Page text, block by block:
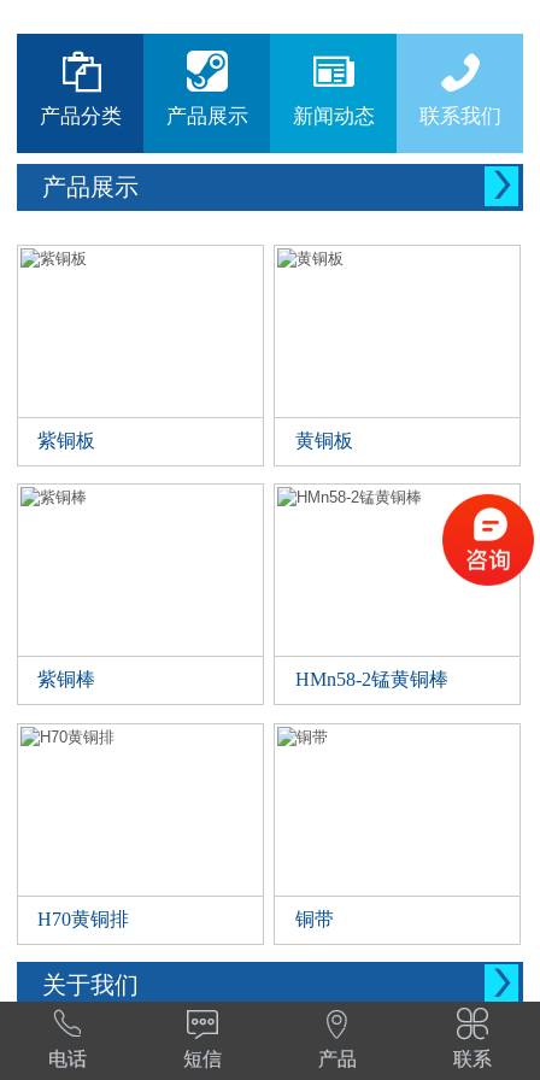



产品分类

产品展示

新闻动态

联系我们
产品展示 
紫铜板 黄铜板
紫铜棒 HMn58-2锰黄铜棒
H70黄铜排 铜带
关于我们 
西安晨腾物资有限公司 常年销售铜管，铜棒。
铜棒，铜排等。材质:T1,T2,T3,TP2,Tu1,TU2,

电话

短信

产品

联系